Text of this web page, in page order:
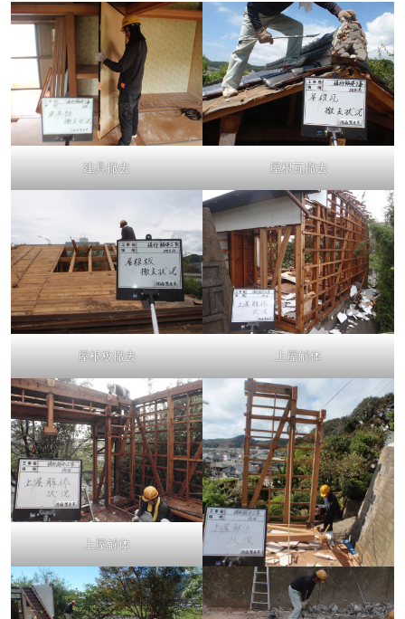
建具撤去 屋根瓦撤去
屋根板撤去 上屋解体
上屋解体